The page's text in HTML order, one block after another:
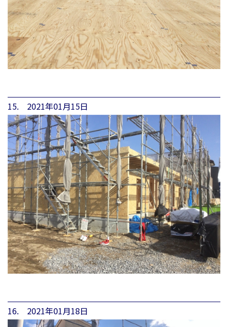
15. 2021年01月15日
16. 2021年01月18日